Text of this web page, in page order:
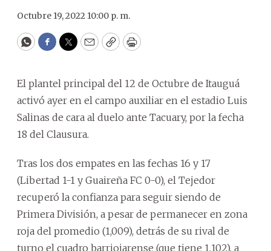
Octubre 19, 2022 10:00 p. m.
WhatsApp
Facebook
Twitter
EmailCopyPrint
El plantel principal del 12 de Octubre de Itauguá
activó ayer en el campo auxiliar en el estadio Luis
Salinas de cara al duelo ante Tacuary, por la fecha
18 del Clausura.
Tras los dos empates en las fechas 16 y 17
(Libertad 1-1 y Guaireña FC 0-0), el Tejedor
recuperó la confianza para seguir siendo de
Primera División, a pesar de permanecer en zona
roja del promedio (1,009), detrás de su rival de
turno el cuadro barriojarense (que tiene 1,102), a